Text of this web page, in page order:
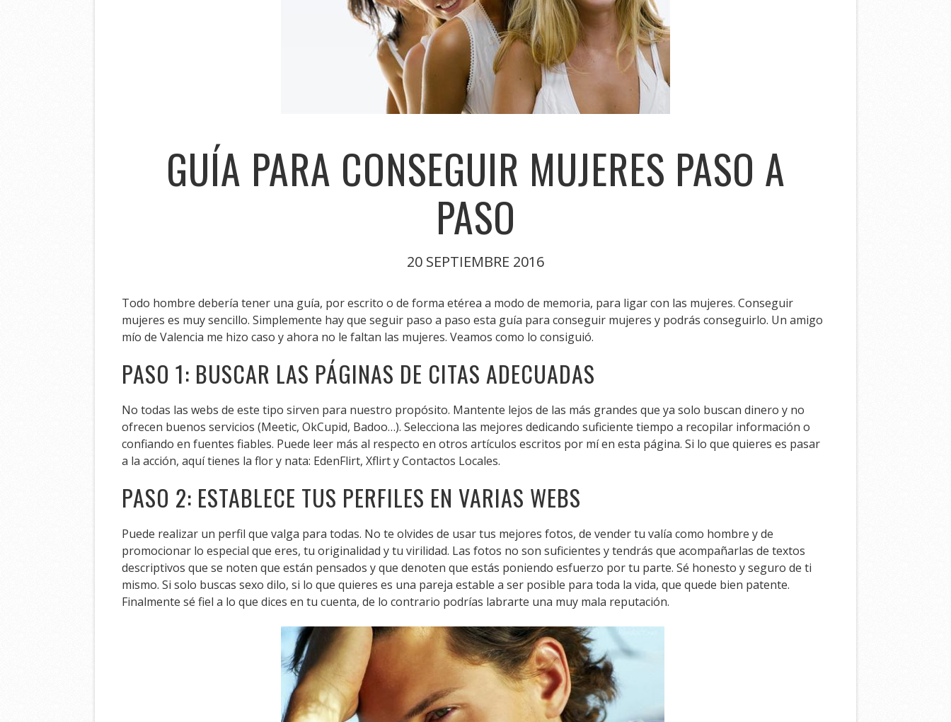
GUÍA PARA CONSEGUIR MUJERES PASO A
PASO
20 SEPTIEMBRE 2016
Todo hombre debería tener una guía, por escrito o de forma etérea a modo de memoria, para ligar con las mujeres. Conseguir
mujeres es muy sencillo. Simplemente hay que seguir paso a paso esta guía para conseguir mujeres y podrás conseguirlo. Un amigo
mío de Valencia me hizo caso y ahora no le faltan las mujeres. Veamos como lo consiguió.
PASO 1: BUSCAR LAS PÁGINAS DE CITAS ADECUADAS
No todas las webs de este tipo sirven para nuestro propósito. Mantente lejos de las más grandes que ya solo buscan dinero y no
ofrecen buenos servicios (Meetic, OkCupid, Badoo…). Selecciona las mejores dedicando suficiente tiempo a recopilar información o
confiando en fuentes fiables. Puede leer más al respecto en otros artículos escritos por mí en esta página. Si lo que quieres es pasar
a la acción, aquí tienes la flor y nata: EdenFlirt, Xflirt y Contactos Locales.
PASO 2: ESTABLECE TUS PERFILES EN VARIAS WEBS
Puede realizar un perfil que valga para todas. No te olvides de usar tus mejores fotos, de vender tu valía como hombre y de
promocionar lo especial que eres, tu originalidad y tu virilidad. Las fotos no son suficientes y tendrás que acompañarlas de textos
descriptivos que se noten que están pensados y que denoten que estás poniendo esfuerzo por tu parte. Sé honesto y seguro de ti
mismo. Si solo buscas sexo dilo, si lo que quieres es una pareja estable a ser posible para toda la vida, que quede bien patente.
Finalmente sé fiel a lo que dices en tu cuenta, de lo contrario podrías labrarte una muy mala reputación.